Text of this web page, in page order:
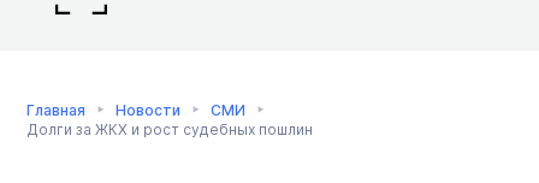
Главная Новости
СМИ
Долги за ЖКХ и рост судебных пошлин